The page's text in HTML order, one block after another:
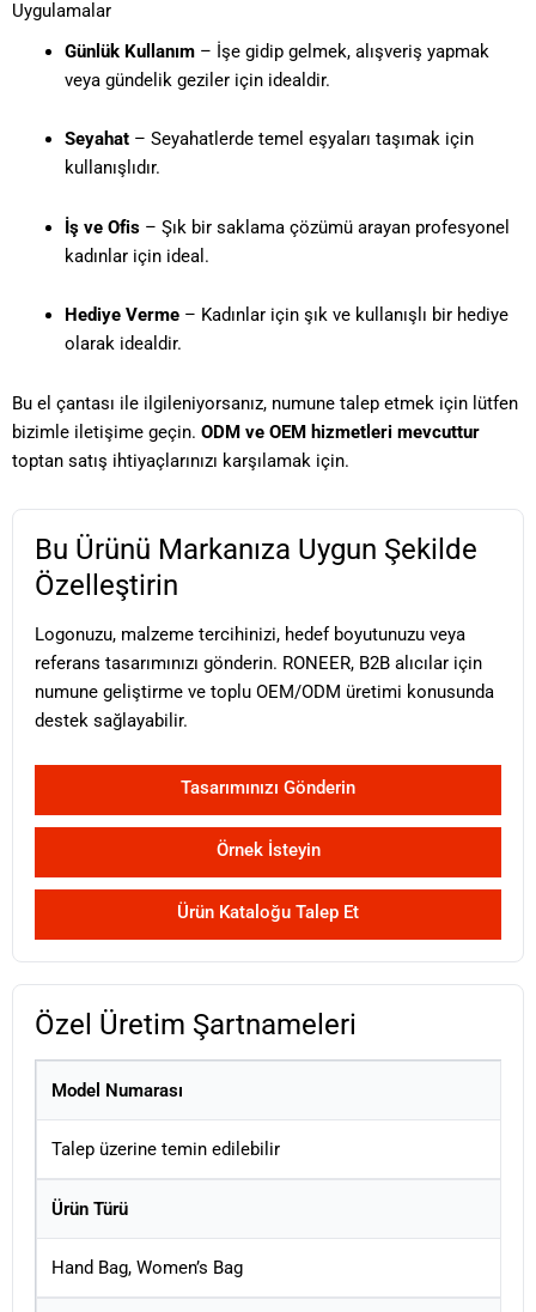
Uygulamalar
Günlük Kullanım– İşe gidip gelmek, alışveriş yapmak
veya gündelik geziler için idealdir.
Seyahat– Seyahatlerde temel eşyaları taşımak için
kullanışlıdır.
İş ve Ofis– Şık bir saklama çözümü arayan profesyonel
kadınlar için ideal.
Hediye Verme– Kadınlar için şık ve kullanışlı bir hediye
olarak idealdir.
Bu el çantası ile ilgileniyorsanız, numune talep etmek için lütfen
bizimle iletişime geçin. ODM ve OEM hizmetleri mevcuttur
toptan satış ihtiyaçlarınızı karşılamak için.
Bu Ürünü Markanıza Uygun Şekilde
Özelleştirin
Logonuzu, malzeme tercihinizi, hedef boyutunuzu veya
referans tasarımınızı gönderin. RONEER, B2B alıcılar için
numune geliştirme ve toplu OEM/ODM üretimi konusunda
destek sağlayabilir.
Tasarımınızı Gönderin
Örnek İsteyin
Ürün Kataloğu Talep Et
Özel Üretim Şartnameleri
Model Numarası
Talep üzerine temin edilebilir
Ürün Türü
Hand Bag, Women’s Bag